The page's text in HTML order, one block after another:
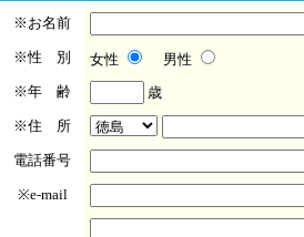
※お名前
※性 別 女性
男性
※年 齢
歳
※住 所
電話番号
※e-mail